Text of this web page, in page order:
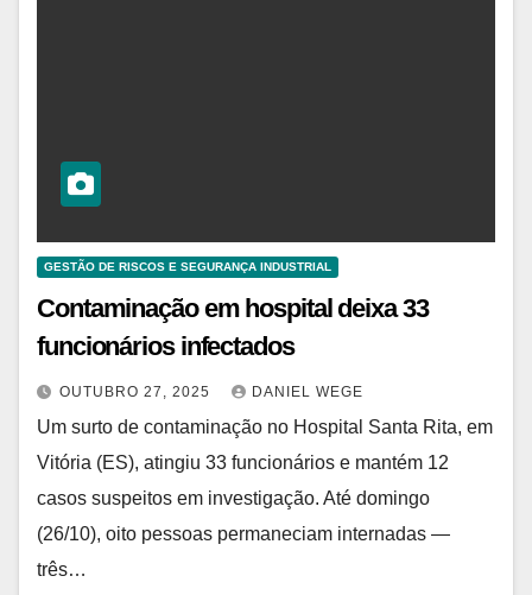
GESTÃO DE RISCOS E SEGURANÇA INDUSTRIAL
Contaminação em hospital deixa 33
funcionários infectados
OUTUBRO 27, 2025 DANIEL WEGE
Um surto de contaminação no Hospital Santa Rita, em
Vitória (ES), atingiu 33 funcionários e mantém 12
casos suspeitos em investigação. Até domingo
(26/10), oito pessoas permaneciam internadas —
três…